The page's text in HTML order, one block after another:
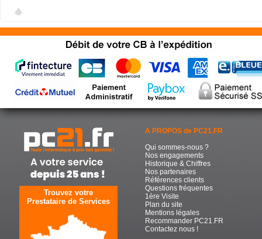
Trouvez votre
Prestataire de Services
A PROPOS de PC21.FR
Qui sommes-nous ?
Nos engagements
Historique & Chiffres
Nos partenaires
Références clients
Questions fréquentes
1ère Visite
Plan du site
Mentions légales
Recommander PC21.FR
Contactez nous !